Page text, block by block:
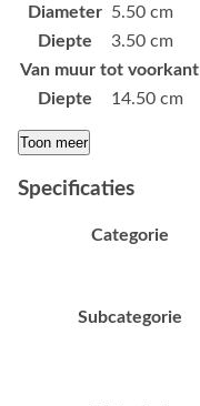
Diameter 5.50 cm
Diepte
3.50 cm
Van muur tot voorkant
Diepte
14.50 cm
Toon meer
Specificaties
Categorie
Subcategorie